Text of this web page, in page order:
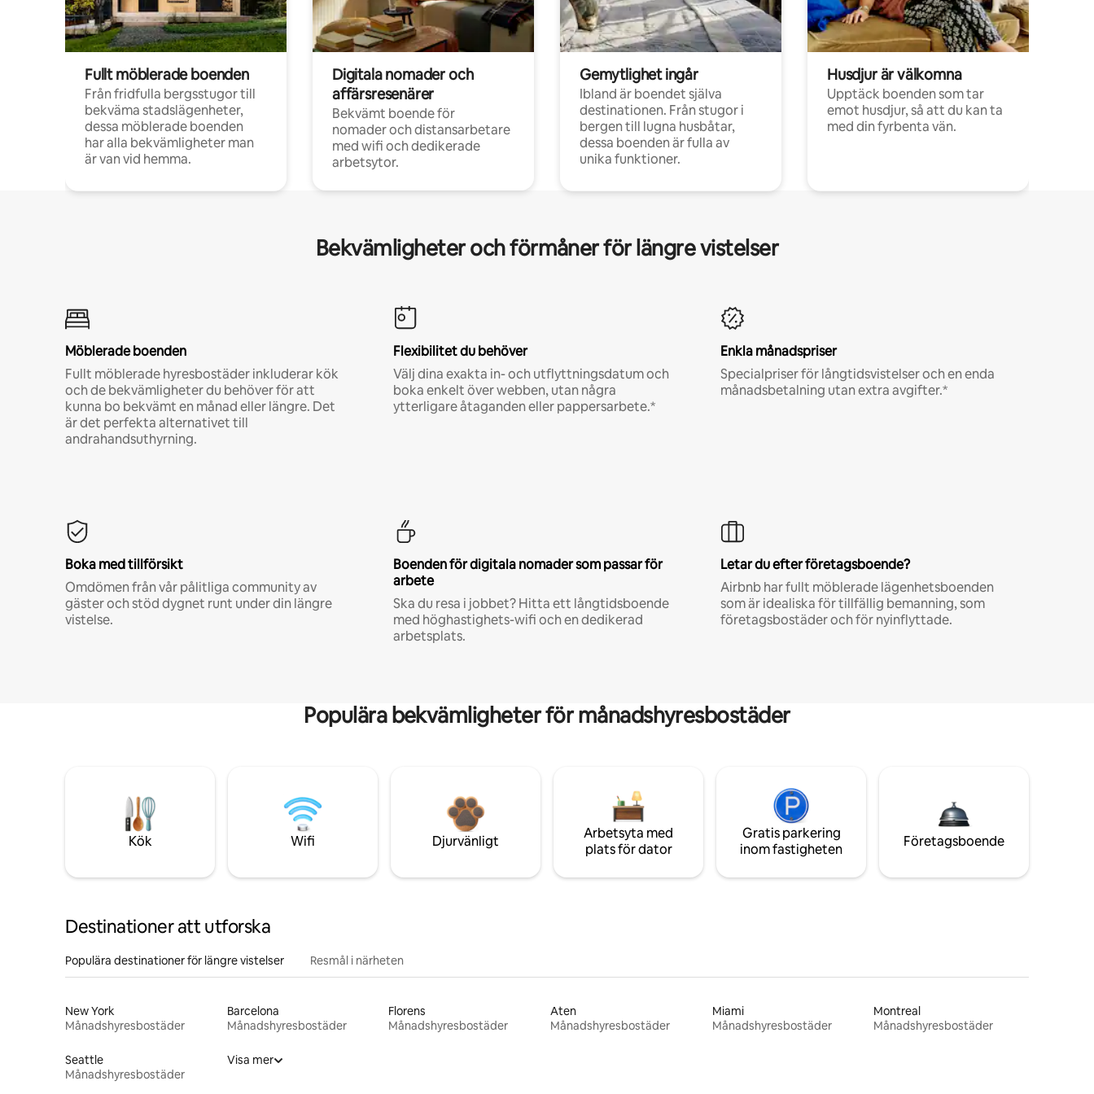
Fullt möblerade boenden
Från fridfulla bergsstugor till
bekväma stadslägenheter,
dessa möblerade boenden
har alla bekvämligheter man
är van vid hemma.
Digitala nomader och
affärsresenärer
Bekvämt boende för
nomader och distansarbetare
med wifi och dedikerade
arbetsytor.
Gemytlighet ingår
Ibland är boendet själva
destinationen. Från stugor i
bergen till lugna husbåtar,
dessa boenden är fulla av
unika funktioner.
Husdjur är välkomna
Upptäck boenden som tar
emot husdjur, så att du kan ta
med din fyrbenta vän.
Bekvämligheter och förmåner för längre vistelser
Möblerade boenden
Fullt möblerade hyresbostäder inkluderar kök
och de bekvämligheter du behöver för att
kunna bo bekvämt en månad eller längre. Det
är det perfekta alternativet till
andrahandsuthyrning.
Flexibilitet du behöver
Välj dina exakta in- och utflyttningsdatum och
boka enkelt över webben, utan några
ytterligare åtaganden eller pappersarbete.*
Enkla månadspriser
Specialpriser för långtidsvistelser och en enda
månadsbetalning utan extra avgifter.*
Boka med tillförsikt
Omdömen från vår pålitliga community av
gäster och stöd dygnet runt under din längre
vistelse.
Boenden för digitala nomader som passar för
arbete
Ska du resa i jobbet? Hitta ett långtidsboende
med höghastighets-wifi och en dedikerad
arbetsplats.
Letar du efter företagsboende?
Airbnb har fullt möblerade lägenhetsboenden
som är idealiska för tillfällig bemanning, som
företagsbostäder och för nyinflyttade.
Populära bekvämligheter för månadshyresbostäder
Kök Wifi Djurvänligt
Arbetsyta med
plats för dator
Gratis parkering
inom fastigheten
Företagsboende
Destinationer att utforska
Populära destinationer för längre vistelser Resmål i närheten
New York
Månadshyresbostäder
Barcelona
Månadshyresbostäder
Florens
Månadshyresbostäder
Aten
Månadshyresbostäder
Miami
Månadshyresbostäder
Montreal
Månadshyresbostäder
Seattle
Månadshyresbostäder
Visa mer